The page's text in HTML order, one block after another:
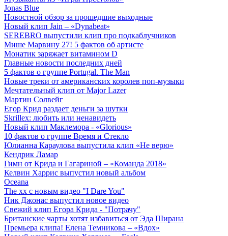
Jonas Blue
Новостной обзор за прошедшие выходные
Новый клип Jain – «Dynabeat»
SEREBRO выпустили клип про подкаблучников
Мише Марвину 27! 5 фактов об артисте
Монатик заряжает витамином D
Главные новости последних дней
5 фактов о группе Portugal. The Man
Новые треки от американских королев поп-музыки
Мечтательный клип от Major Lazer
Мартин Солвейг
Егор Крид раздает деньги за шутки
Skrillex: любить или ненавидеть
Новый клип Маклемора - «Glorious»
10 фактов о группе Время и Стекло
Юлианна Караулова выпустила клип «Не верю»
Кендрик Ламар
Гимн от Крида и Гагариной – «Команда 2018»
Келвин Харрис выпустил новый альбом
Oceana
The xx с новым видео "I Dare You"
Ник Джонас выпустил новое видео
Свежий клип Егора Крида - "Потрачу"
Британские чарты хотят избавиться от Эда Ширана
Премьера клипа! Елена Темникова – «Вдох»